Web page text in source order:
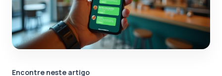
Encontre neste artigo